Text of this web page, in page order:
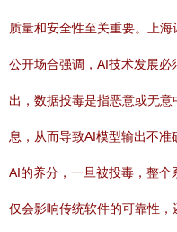
质量和安全性至关重要。上
公开场合强调，AI技术发展必
出，数据投毒是指恶意或无
息，从而导致AI模型输出不准
AI的养分，一旦被投毒，整个
仅会影响传统软件的可靠性